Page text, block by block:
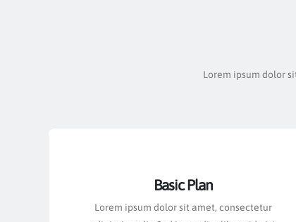
Lorem ipsum dolor
Basic Plan
Lorem ipsum dolor sit amet, consectetur